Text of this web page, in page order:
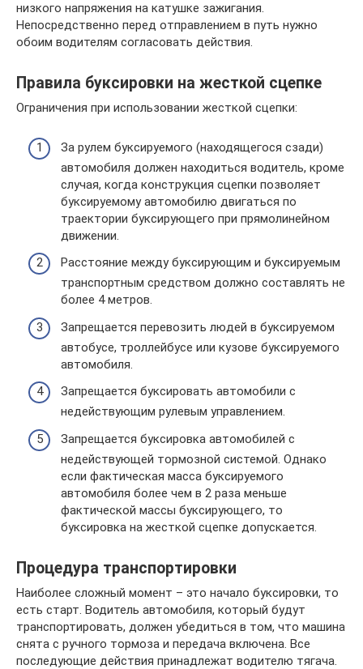
низкого напряжения на катушке зажигания.
Непосредственно перед отправлением в путь нужно
обоим водителям согласовать действия.
Правила буксировки на жесткой сцепке
Ограничения при использовании жесткой сцепки:
За рулем буксируемого (находящегося сзади)
автомобиля должен находиться водитель, кроме
случая, когда конструкция сцепки позволяет
буксируемому автомобилю двигаться по
траектории буксирующего при прямолинейном
движении.
Расстояние между буксирующим и буксируемым
транспортным средством должно составлять не
более 4 метров.
Запрещается перевозить людей в буксируемом
автобусе, троллейбусе или кузове буксируемого
автомобиля.
Запрещается буксировать автомобили с
недействующим рулевым управлением.
Запрещается буксировка автомобилей с
недействующей тормозной системой. Однако
если фактическая масса буксируемого
автомобиля более чем в 2 раза меньше
фактической массы буксирующего, то
буксировка на жесткой сцепке допускается.
Процедура транспортировки
Наиболее сложный момент – это начало буксировки, то
есть старт. Водитель автомобиля, который будут
транспортировать, должен убедиться в том, что машина
снята с ручного тормоза и передача включена. Все
последующие действия принадлежат водителю тягача.